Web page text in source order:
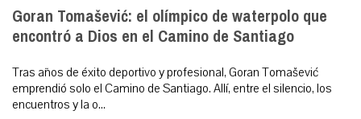
Goran Tomašević: el olímpico de waterpolo que
encontró a Dios en el Camino de Santiago
Tras años de éxito deportivo y profesional, Goran Tomašević
emprendió solo el Camino de Santiago. Allí, entre el silencio, los
encuentros y la o...